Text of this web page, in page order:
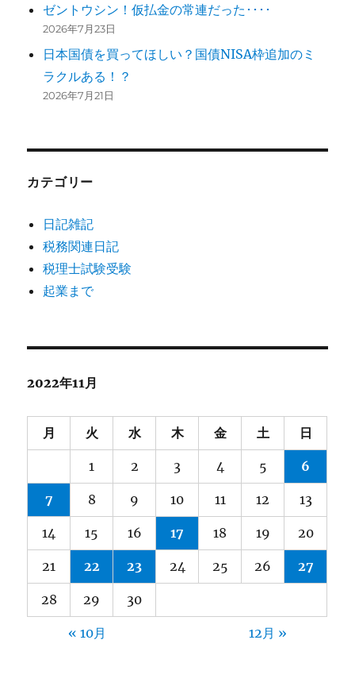
ゼントウシン！仮払金の常連だった････
2026年7月23日
日本国債を買ってほしい？国債NISA枠追加のミ
ラクルある！？
2026年7月21日
カテゴリー
日記雑記
税務関連日記
税理士試験受験
起業まで
2022年11月
月 火 水 木 金 土 日
1 2 3 4 5 6
7 8 9 10 11 12 13
14 15 16 17 18 19 20
21 22 23 24 25 26 27
28 29 30
« 10月 12月 »